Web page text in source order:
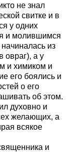
не знал
свитке и в
у одних
и молившимся
из
овраг), а у
и химиком и
его боялись и
о его
об этом.
духовно и
желающих, а
всякое
и